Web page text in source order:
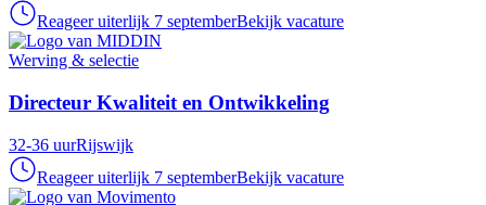
Reageer uiterlijk 7 septemberBekijk vacature
Werving & selectie
Directeur Kwaliteit en Ontwikkeling
32-36 uurRijswijk
Reageer uiterlijk 7 septemberBekijk vacature